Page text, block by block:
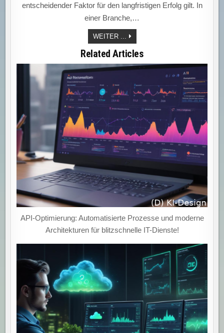
entscheidender Faktor für den langfristigen Erfolg gilt. In
einer Branche,…
WEITER ...
COMPLIANCE
ALS
SCHLÜSSEL
ZUM
KULTUR
STÄRKEN
UND
CHANCEN
NUTZEN!
Related Articles
API-Optimierung: Automatisierte Prozesse und moderne
Architekturen für blitzschnelle IT-Dienste!